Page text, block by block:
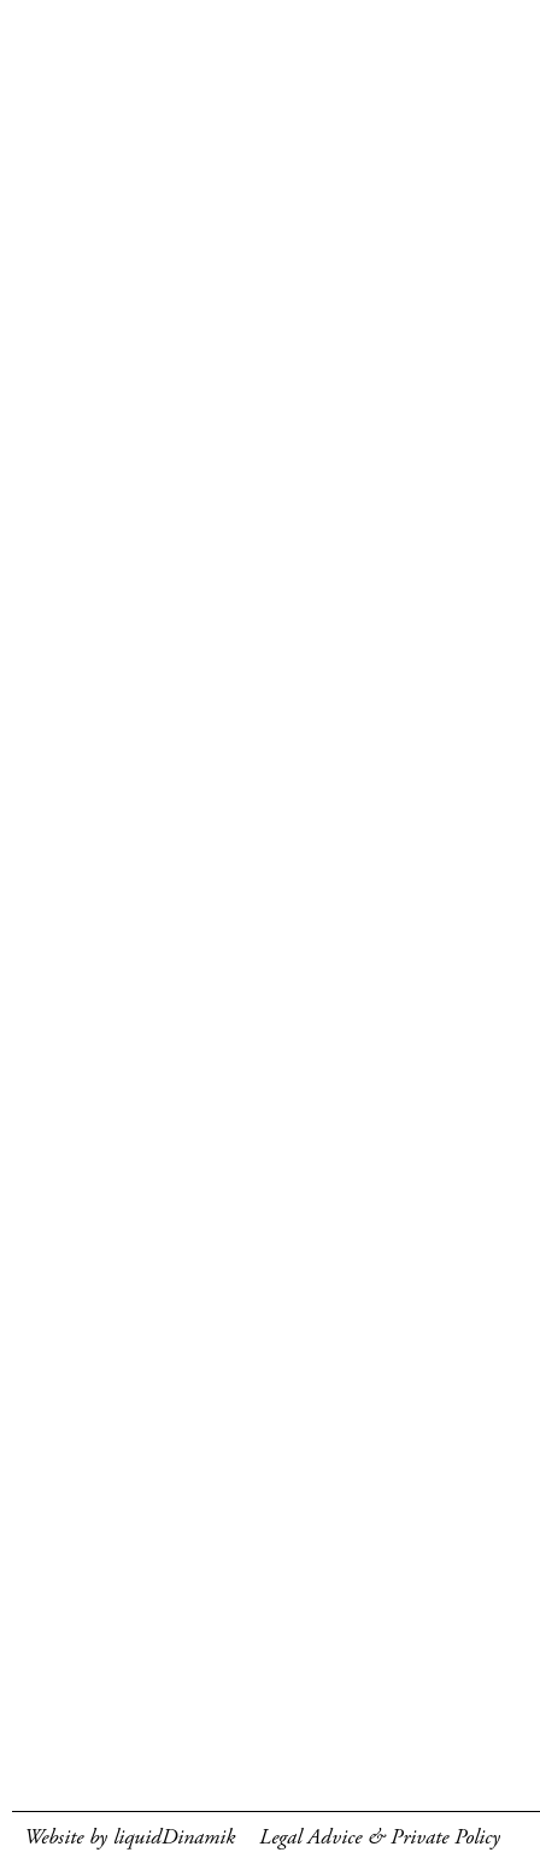
Website by liquidDinamik Legal Advice & Private Policy